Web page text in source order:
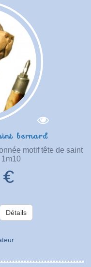
bernard
motif tête de saint
1m10
Détails